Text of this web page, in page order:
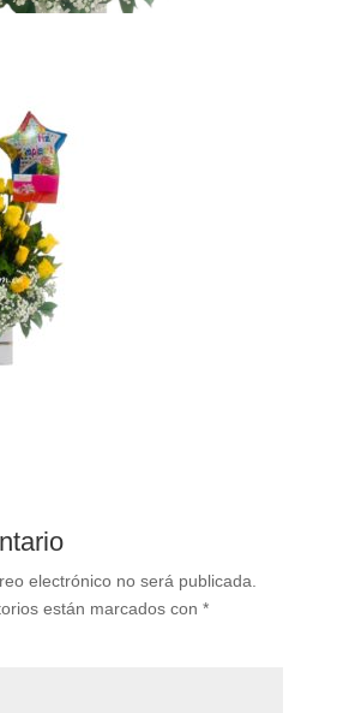
electrónico no será publicada.
están marcados con *